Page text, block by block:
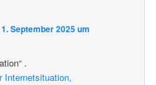
1. September 2025 um
.
Internetsituation,